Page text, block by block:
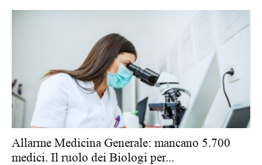
Allarme Medicina Generale: mancano 5.700
medici. Il ruolo dei Biologi per...